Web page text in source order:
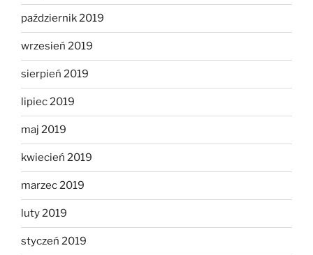
październik 2019
wrzesień 2019
sierpień 2019
lipiec 2019
maj 2019
kwiecień 2019
marzec 2019
luty 2019
styczeń 2019